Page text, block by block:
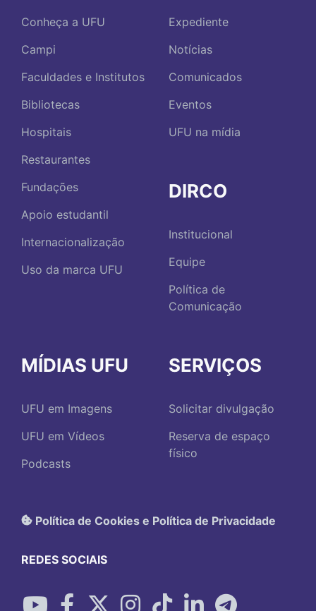
Conheça a UFU
Campi
Faculdades e Institutos
Bibliotecas
Hospitais
Restaurantes
Fundações
Apoio estudantil
Internacionalização
Uso da marca UFU
Expediente
Notícias
Comunicados
Eventos
UFU na mídia
DIRCO
Institucional
Equipe
Política de
Comunicação
MÍDIAS UFU
UFU em Imagens
UFU em Vídeos
Podcasts
SERVIÇOS
Solicitar divulgação
Reserva de espaço
físico
Política de Cookies e Política de Privacidade
REDES SOCIAIS